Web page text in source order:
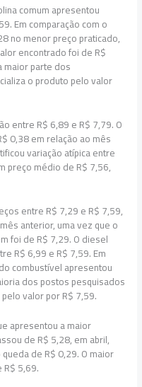
comum apresentou
Em comparação com o
no menor preço praticado,
encontrado foi de R$
maior parte dos
o produto pelo valor
entre R$ 6,89 e R$ 7,79. O
0,38 em relação ao mês
variação atípica entre
preço médio de R$ 7,56,
entre R$ 7,29 e R$ 7,59,
anterior, uma vez que o
foi de R$ 7,29. O diesel
R$ 6,99 e R$ 7,59. Em
combustível apresentou
dos postos pesquisados
valor por R$ 7,59.
apresentou a maior
de R$ 5,28, em abril,
de R$ 0,29. O maior
5,69.